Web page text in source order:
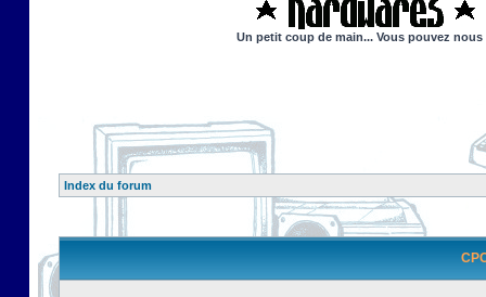
Un petit coup de main... Vous pouvez
Index du forum